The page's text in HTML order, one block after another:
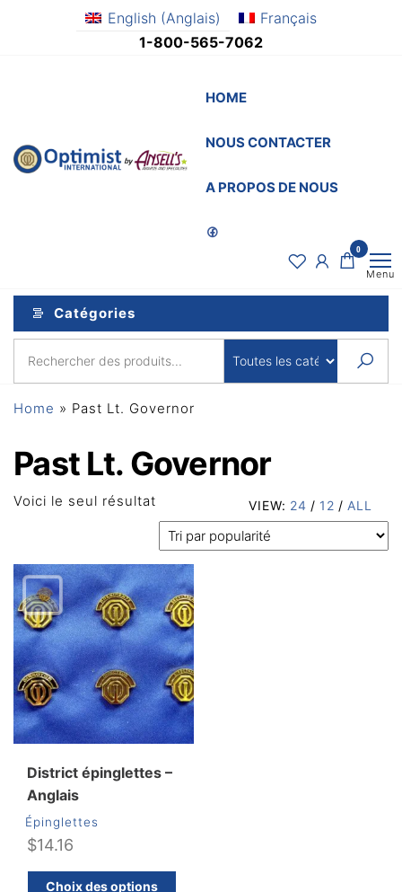
English (Anglais)
Français
1-800-565-7062
OptimistSupply.ca
by
Specialties
HOME
NOUS CONTACTER
A PROPOS DE NOUS
0
Menu
Catégories
Home » Past Lt. Governor
Past Lt. Governor
VIEW: 24 / 12 / ALL
Voici le seul résultat
District épinglettes –
Anglais
Épinglettes
$14.16
Choix des options